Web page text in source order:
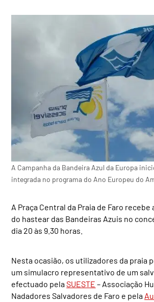
A Campanha da Bandeira Azul da Europa
integrada no programa do Ano Europeu do
A Praça Central da Praia de Faro
do hastear das Bandeiras Azuis no
dia 20 às 9.30 horas.
Nesta ocasião, os utilizadores da praia
um simulacro representativo de um
efectuado pelaSUESTE – Associação
Nadadores Salvadores de Faro e pela